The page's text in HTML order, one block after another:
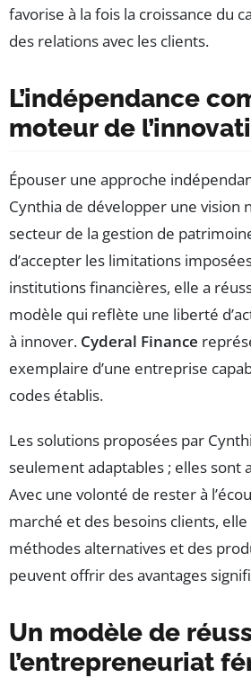
favorise à la fois la croissance du
des relations avec les clients.
L’indépendance
moteur de
Épouser une approche
Cynthia de développer une vision
secteur de la gestion de
d’accepter les limitations
institutions financières, elle a
modèle qui reflète une liberté
à innover. Cyderal Finance
exemplaire d’une entreprise
codes établis.
Les solutions proposées par
seulement adaptables ; elles sont
Avec une volonté de rester à
marché et des besoins clients,
méthodes alternatives et des
peuvent offrir des avantages
Un modèle de
l’entrepreneuriat